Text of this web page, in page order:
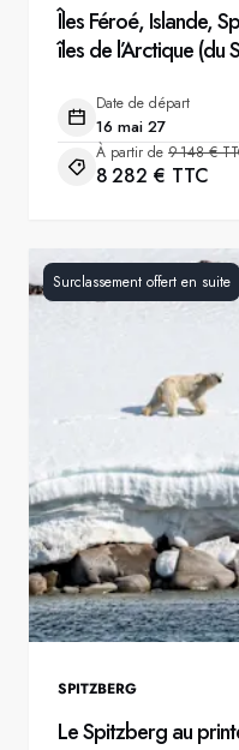
Îles Féroé, Islande,
îles de l’Arctique (du
Date de départ
16 mai 27
À partir de 9 148 €
8 282 € TTC
Surclassement offert en suite
SPITZBERG
Le Spitzberg au